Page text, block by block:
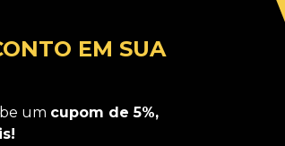
EM SUA
um cupom de 5%,